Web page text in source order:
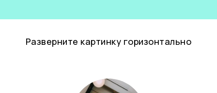
Разверните картинку горизонтально